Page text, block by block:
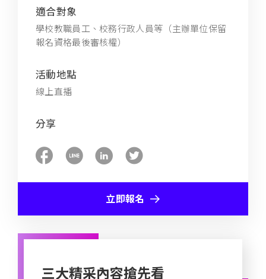
適合對象
學校教職員工、校務行政人員等（主辦單位保留
報名資格最後審核權）
活動地點
線上直播
分享
立即報名
三大精采內容搶先看